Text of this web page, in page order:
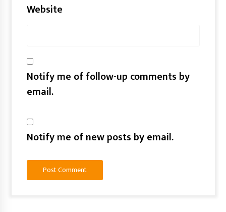
Website
Notify me of follow-up comments by
email.
Notify me of new posts by email.